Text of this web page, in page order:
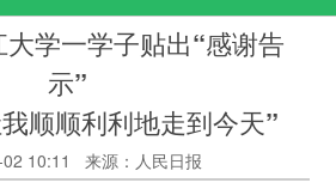
学一学子贴出“感谢告
示”
顺顺利利地走到今天”
10:11 来源：人民日报